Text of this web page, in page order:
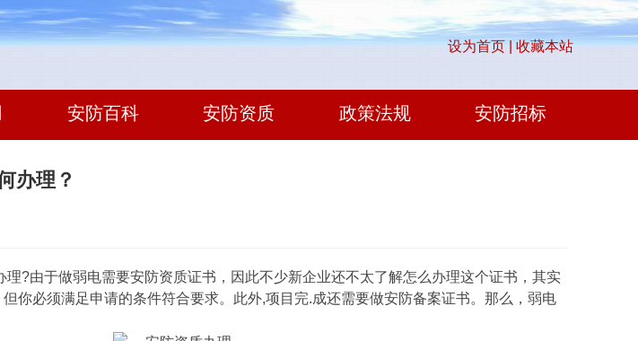
设为首页 | 收藏本站
安防百科 安防资质 政策法规 安防招标
办理？
由于做弱电需要安防资质证书，因此不少新企业还不太了解怎么办理这个证书，其实
你必须满足申请的条件符合要求。此外,项目完.成还需要做安防备案证书。那么，弱电